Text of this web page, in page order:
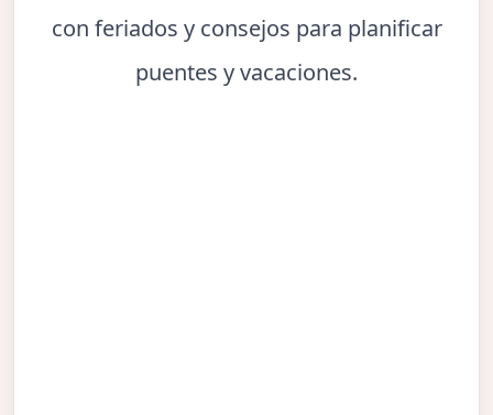
con feriados y consejos para planificar
puentes y vacaciones.